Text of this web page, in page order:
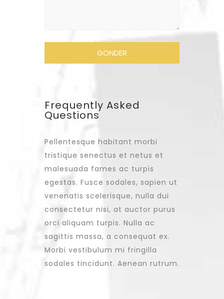
Frequently Asked
Questions
Pellentesque habitant morbi
tristique senectus et netus et
malesuada fames ac turpis
egestas. Fusce sodales, sapien ut
venenatis scelerisque, nulla dui
consectetur nisi, at auctor purus
orci aliquam turpis. Nulla ac
sagittis massa, a consequat ex.
Morbi vestibulum mi fringilla
sodales tincidunt. Aenean rutrum.